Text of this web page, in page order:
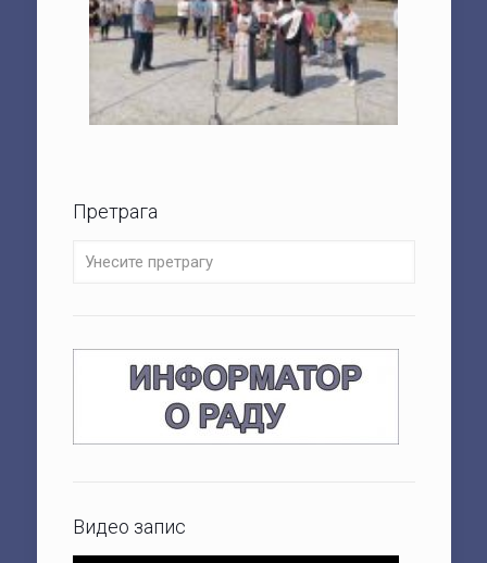
Претрага
Видео запис